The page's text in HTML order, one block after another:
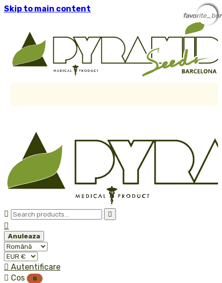
Skip to main content
 

Anuleaza
 Autentificare
 Cos 0